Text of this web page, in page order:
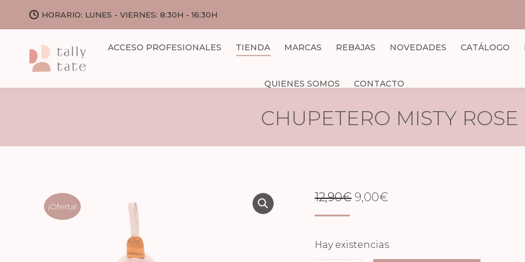
HORARIO: LUNES - VIERNES: 8:30H - 16:30H
ACCESO PROFESIONALES TIENDA MARCAS REBAJAS NOVEDADES CATÁLOGO
QUIENES SOMOS CONTACTO
CHUPETERO MISTY ROSE
¡Oferta!
12,90€ EL
ORIGINAL
ERA:
9,00€
ES:
Hay existencias